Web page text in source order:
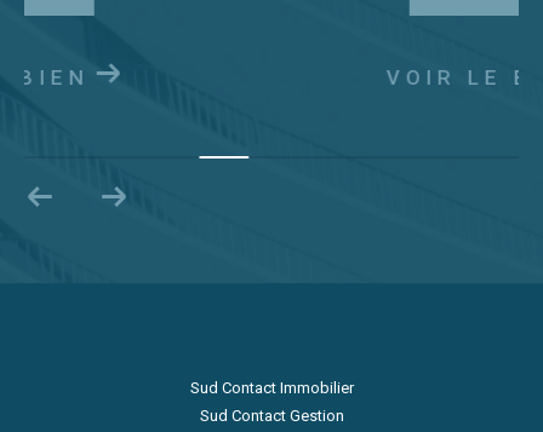
Sud Contact Immobilier
Sud Contact Gestion